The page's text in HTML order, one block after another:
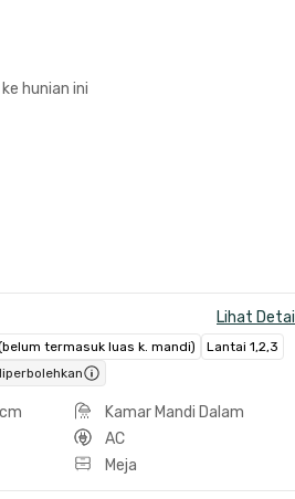
hunian ini
Lihat Detail
termasuk luas k. mandi)
Lantai 1,2,3
Kamar Mandi Dalam
AC
Meja